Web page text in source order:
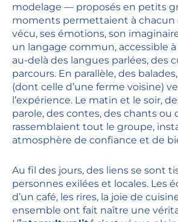
modelage — proposés en petits
moments permettaient à chacun
vécu, ses émotions, son
un langage commun, accessible
au-delà des langues parlées, des
parcours. En parallèle, des
(dont celle d’une ferme voisine)
l’expérience. Le matin et le soir,
parole, des contes, des chants ou
rassemblaient tout le groupe,
atmosphère de confiance et de
Au fil des jours, des liens se sont
personnes exilées et locales. Les
d’un café, les rires, la joie de
ensemble ont fait naître une